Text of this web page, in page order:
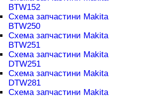
BTW152
Схема запчастини Makita
BTW250
Схема запчастини Makita
BTW251
Схема запчастини Makita
DTW251
Схема запчастини Makita
DTW281
Схема запчастини Makita